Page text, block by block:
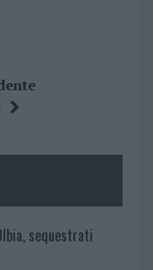
sequestrati